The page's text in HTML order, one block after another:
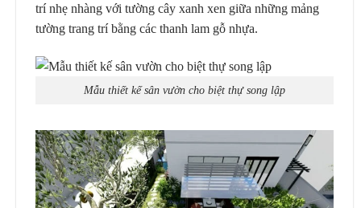
trí nhẹ nhàng với tường cây xanh xen giữa những mảng
tường trang trí bằng các thanh lam gỗ nhựa.
Mẫu thiết kế sân vườn cho biệt thự song lập